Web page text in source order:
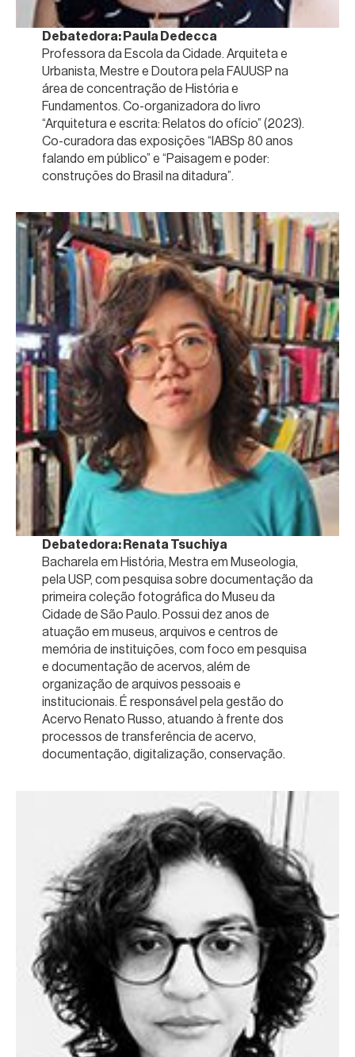
Debatedora: Paula Dedecca
Professora da Escola da Cidade. Arquiteta e
Urbanista, Mestre e Doutora pela FAUUSP na
área de concentração de História e
Fundamentos. Co-organizadora do livro
“Arquitetura e escrita: Relatos do ofício” (2023).
Co-curadora das exposições “IABSp 80 anos
falando em público” e “Paisagem e poder:
construções do Brasil na ditadura”.
Debatedora: Renata Tsuchiya
Bacharela em História, Mestra em Museologia,
pela USP, com pesquisa sobre documentação da
primeira coleção fotográfica do Museu da
Cidade de São Paulo. Possui dez anos de
atuação em museus, arquivos e centros de
memória de instituições, com foco em pesquisa
e documentação de acervos, além de
organização de arquivos pessoais e
institucionais. É responsável pela gestão do
Acervo Renato Russo, atuando à frente dos
processos de transferência de acervo,
documentação, digitalização, conservação.